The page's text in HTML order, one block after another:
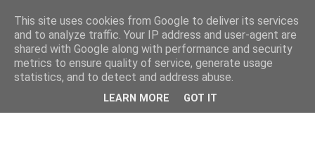
This site uses cookies from Google to deliver its services
and to analyze traffic. Your IP address and user-agent are
shared with Google along with performance and security
metrics to ensure quality of service, generate usage
statistics, and to detect and address abuse.
LEARN MORE GOT IT